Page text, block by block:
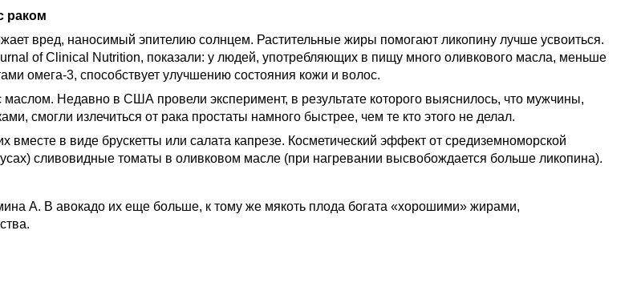
раком
вред, наносимый эпителию солнцем. Растительные жиры помогают ликопину лучше усвоиться.
of Clinical Nutrition, показали: у людей, употребляющих в пищу много оливкового масла, меньше
омега-3, способствует улучшению состояния кожи и волос.
Недавно в США провели эксперимент, в результате которого выяснилось, что мужчины,
смогли излечиться от рака простаты намного быстрее, чем те кто этого не делал.
в виде брускетты или салата капрезе. Косметический эффект от средиземноморской
сливовидные томаты в оливковом масле (при нагревании высвобождается больше ликопина).
А. В авокадо их еще больше, к тому же мякоть плода богата «хорошими» жирами,